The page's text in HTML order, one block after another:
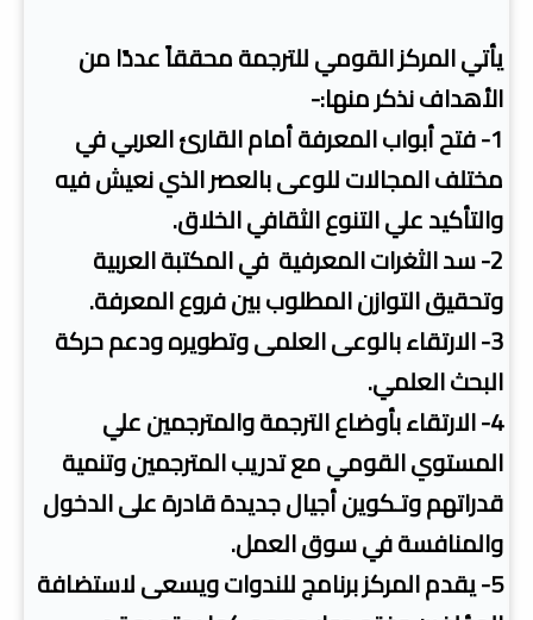
يأتي المركز القومي للترجمة محققاً عددًا من
الأهداف نذكر منها:-
1- فتح أبواب المعرفة أمام القارئ العربي في
مختلف المجالات للوعى بالعصر الذي نعيش فيه
والتأكيد علي التنوع الثقافي الخلاق.
2- سد الثغرات المعرفية في المكتبة العربية
وتحقيق التوازن المطلوب بين فروع المعرفة.
3- الارتقاء بالوعى العلمى وتطويره ودعم حركة
البحث العلمي.
4- الارتقاء بأوضاع الترجمة والمترجمين علي
المستوي القومي مع تدريب المترجمين وتنمية
قدراتهم وتـكوين أجيال جديدة قادرة على الدخول
والمنافسة في سوق العمل.
5- يقدم المركز برنامج للندوات ويسعى لاستضافة